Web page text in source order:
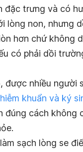
đặc trưng và có
lòng non, nhưng
hơn chứ không
có phải dồi
được nhiều người
khuẩn và ký
đúng cách không
sạch lòng se